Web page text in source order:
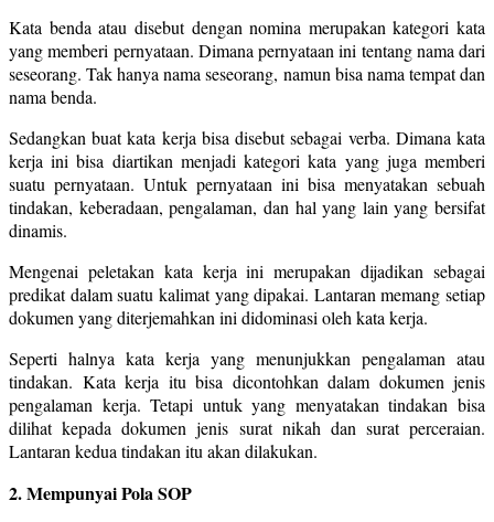
Kata benda atau disebut dengan nomina merupakan kategori kata
yang memberi pernyataan. Dimana pernyataan ini tentang nama dari
seseorang. Tak hanya nama seseorang, namun bisa nama tempat dan
nama benda.
Sedangkan buat kata kerja bisa disebut sebagai verba. Dimana kata
kerja ini bisa diartikan menjadi kategori kata yang juga memberi
suatu pernyataan. Untuk pernyataan ini bisa menyatakan sebuah
tindakan, keberadaan, pengalaman, dan hal yang lain yang bersifat
dinamis.
Mengenai peletakan kata kerja ini merupakan dijadikan sebagai
predikat dalam suatu kalimat yang dipakai. Lantaran memang setiap
dokumen yang diterjemahkan ini didominasi oleh kata kerja.
Seperti halnya kata kerja yang menunjukkan pengalaman atau
tindakan. Kata kerja itu bisa dicontohkan dalam dokumen jenis
pengalaman kerja. Tetapi untuk yang menyatakan tindakan bisa
dilihat kepada dokumen jenis surat nikah dan surat perceraian.
Lantaran kedua tindakan itu akan dilakukan.
2. Mempunyai Pola SOP